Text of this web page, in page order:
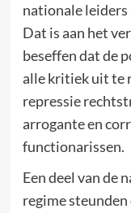
nationale
Dat is aan het
beseffen dat de
alle kritiek uit te
repressie
arrogante en
functionarissen.
Een deel van de
regime steunden